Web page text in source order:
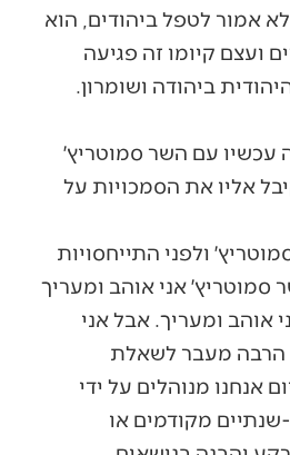
אמור לטפל ביהודים, הוא
ועצם קיומו זה פגיעה
ביהודה ושומרון.
עם השר סמוטריץ׳
אליו את הסמכויות על
ולפני התייחסויות
סמוטריץ׳ אני אוהב ומעריך
אוהב ומעריך. אבל אני
מעבר לשאלת
אנחנו מנוהלים על ידי
מקודמים או